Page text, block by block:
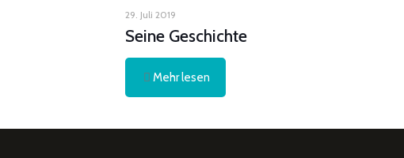
29. Juli 2019
Seine Geschichte
Mehr lesen